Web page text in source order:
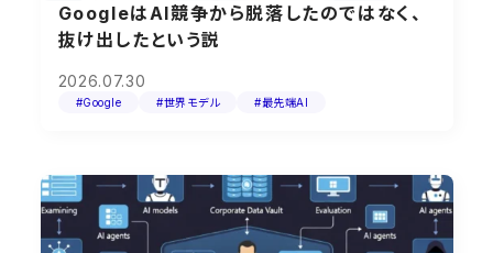
GoogleはAI競争から脱落したのではなく、
抜け出したという説
2026.07.30
#Google #世界モデル #最先端AI